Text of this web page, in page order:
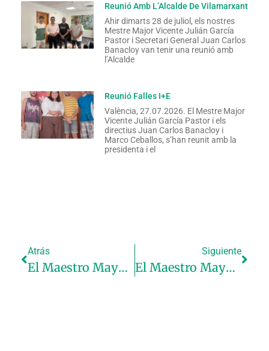
Reunió Amb L’Alcalde De Vilamarxant
Ahir dimarts 28 de juliol, els nostres
Mestre Major Vicente Julián García
Pastor i Secretari General Juan Carlos
Banacloy van tenir una reunió amb
l’Alcalde
Reunió Falles I+E
València, 27.07.2026. El Mestre Major
Vicente Julián García Pastor i els
directius Juan Carlos Banacloy i
Marco Ceballos, s’han reunit amb la
presidenta i el
Atrás
El Maestro Mayor Vicente Rodilla
Siguiente
El Maestro Mayor Vicent Tortosa